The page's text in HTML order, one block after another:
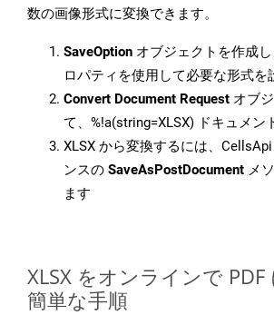
数の画像形式に変換できます。
SaveOption オブジェクトを作成し
ロパティを使用して必要な形式を
Convert Document Request オブ
て、%!a(string=XLSX) ドキュメン
XLSX から変換するには、
ンスの SaveAsPostDocument メ
ます
XLSX をオンラインで PDF
簡単な手順